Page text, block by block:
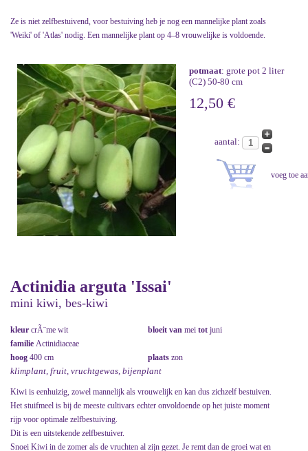
Ze is niet zelfbestuivend, voor bestuiving heb je nog een mannelijke plant zoals
'Weiki' of 'Atlas' nodig. Een mannelijke plant op 4–8 vrouwelijke is voldoende.
potmaat: grote pot 2 liter
(C2) 50-80 cm
12,50 €
aantal:
Actinidia arguta 'Issai'
mini kiwi, bes-kiwi
kleur crÃ¨me wit bloeit van mei tot juni
familie Actinidiaceae
hoog 400 cm plaats zon
klimplant, fruit, vruchtgewas, bijenplant
Kiwi is eenhuizig, zowel mannelijk als vrouwelijk en kan dus zichzelf bestuiven.
Het stuifmeel is bij de meeste cultivars echter onvoldoende op het juiste moment
rijp voor optimale zelfbestuiving.
Dit is een uitstekende zelfbestuiver.
Snoei Kiwi in de zomer als de vruchten al zijn gezet. Je remt dan de groei wat en